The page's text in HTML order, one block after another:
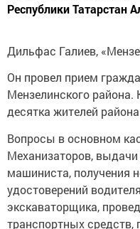
Республики Татарстан
Дильфас Галиев,
Он провел прием
Мензелинского района.
десятка жителей
Вопросы в основном
Механизаторов, выдачи
машиниста, получения
удостоверений
экскаваторщика,
транспортных средств,